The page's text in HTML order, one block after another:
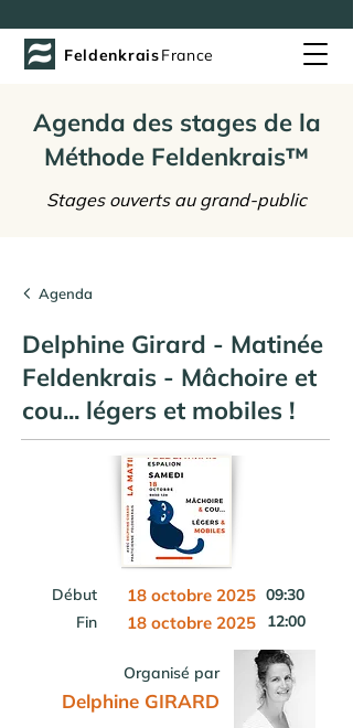
FeldenkraisFrance
Agenda des stages de la
Méthode Feldenkrais™
Stages ouverts au grand-public
Agenda
Delphine Girard - Matinée
Feldenkrais - Mâchoire et
cou... légers et mobiles !
Début 18 octobre 2025 09:30
Fin
18 octobre 2025 12:00
Organisé par
Delphine GIRARD